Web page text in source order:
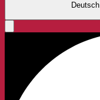
Deutsch